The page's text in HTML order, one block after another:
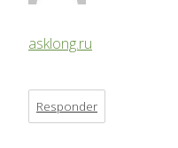
asklong.ru
Responder